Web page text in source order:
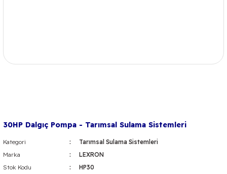
30HP Dalgıç Pompa - Tarımsal Sulama Sistemleri
Kategori
Tarımsal Sulama Sistemleri
Marka
LEXRON
Stok Kodu
HP30